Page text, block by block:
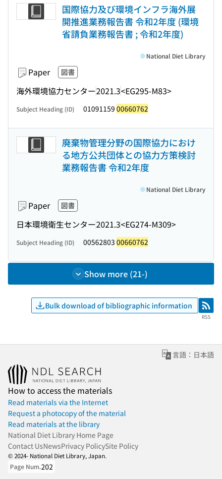
国際協力及び環境インフラ海外展
開推進業務報告書 令和2年度 (環境
省請負業務報告書 ; 令和2年度)
Paper 図書
海外環境協力センター2021.3<EG295-M83>
National Diet Library
Subject Heading (ID) 01091159 00660762
廃棄物管理分野の国際協力におけ
る地方公共団体との協力方策検討
業務報告書 令和2年度
Paper 図書
日本環境衛生センター2021.3<EG274-M309>
National Diet Library
Subject Heading (ID) 00562803 00660762
Show more (21-)
Bulk download of bibliographic information RSS
RSS
言語：日本語
How to access the materials
Read materials via the Internet
Request a photocopy of the material
Read materials at the library
National Diet Library Home Page
Contact UsNewsPrivacy PolicySite Policy
© 2024- National Diet Library, Japan.
Page Num.202